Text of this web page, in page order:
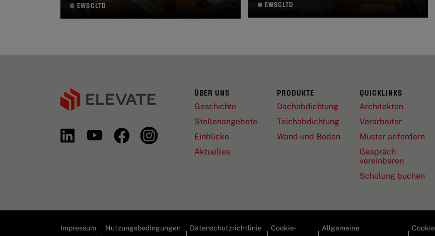
© EWSCLTD © EWSCLTD
ÜBER UNS
Geschichte
Stellenangebote
Einblicke
Aktuelles
PRODUKTE
Dachabdichtung
Teichabdichtung
Wand und Boden
QUICKLINKS
Architekten
Verarbeiter
Muster anfordern
Gespräch
vereinbaren
Schulung buchen
Impressum Nutzungsbedingungen Datenschutzrichtlinie
Cookie-
Allgemeine
Cookie